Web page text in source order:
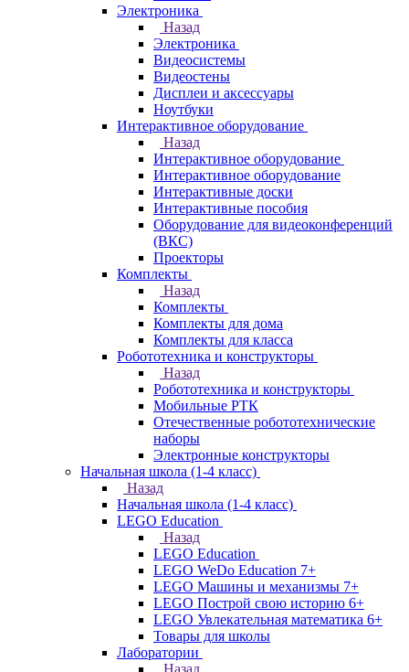
Электроника
Назад
Электроника
Видеосистемы
Видеостены
Дисплеи и аксессуары
Ноутбуки
Интерактивное оборудование
Назад
Интерактивное оборудование
Интерактивное оборудование
Интерактивные доски
Интерактивные пособия
Оборудование для видеоконференций
(ВКС)
Проекторы
Комплекты
Назад
Комплекты
Комплекты для дома
Комплекты для класса
Робототехника и конструкторы
Назад
Робототехника и конструкторы
Мобильные РТК
Отечественные робототехнические
наборы
Электронные конструкторы
Начальная школа (1-4 класс)
Назад
Начальная школа (1-4 класс)
LEGO Education
Назад
LEGO Education
LEGO WeDo Education 7+
LEGO Машины и механизмы 7+
LEGO Построй свою историю 6+
LEGO Увлекательная математика 6+
Товары для школы
Лаборатории
Назад